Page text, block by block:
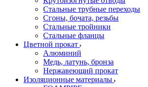
Стальные трубные переходы
Сгоны, бочата, резьбы
Стальные тройники
Стальные фланцы
Цветной прокат
Алюминий
Медь, латунь, бронза
Нержавеющий прокат
Изоляционные материалы